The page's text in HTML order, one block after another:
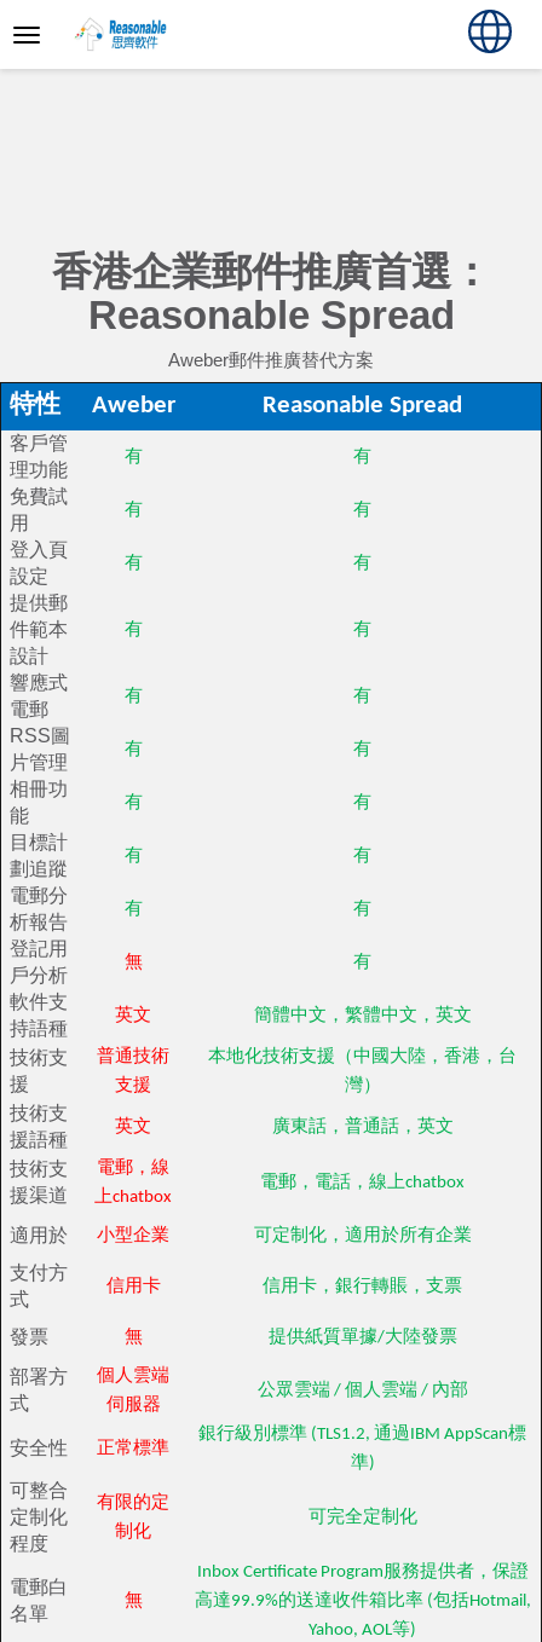
香港企業郵件推廣首選：
Reasonable Spread
Aweber郵件推廣替代方案
特性 Aweber Reasonable Spread
客戶管
理功能
有 有
免費試
用
有 有
登入頁
設定
有 有
提供郵
件範本
設計
有 有
響應式
電郵
有 有
RSS圖
片管理
有 有
相冊功
能
有 有
目標計
劃追蹤
有 有
電郵分
析報告
有 有
登記用
戶分析
無 有
軟件支
持語種
英文 簡體中文，繁體中文，英文
技術支
援
普通技術
支援
本地化技術支援（中國大陸，香港，台
灣）
技術支
援語種
英文 廣東話，普通話，英文
技術支
援渠道
電郵，線
上chatbox
電郵，電話，線上chatbox
適用於 小型企業 可定制化，適用於所有企業
支付方
式
信用卡 信用卡，銀行轉賬，支票
發票 無 提供紙質單據/大陸發票
部署方
式
個人雲端
伺服器
公眾雲端 / 個人雲端 / 內部
安全性 正常標準
銀行級別標準 (TLS1.2, 通過IBM AppScan標
準)
可整合
定制化
程度
有限的定
制化
可完全定制化
電郵白
名單
無
Inbox Certificate Program服務提供者，保證
高達99.9%的送達收件箱比率 (包括Hotmail,
Yahoo, AOL等)